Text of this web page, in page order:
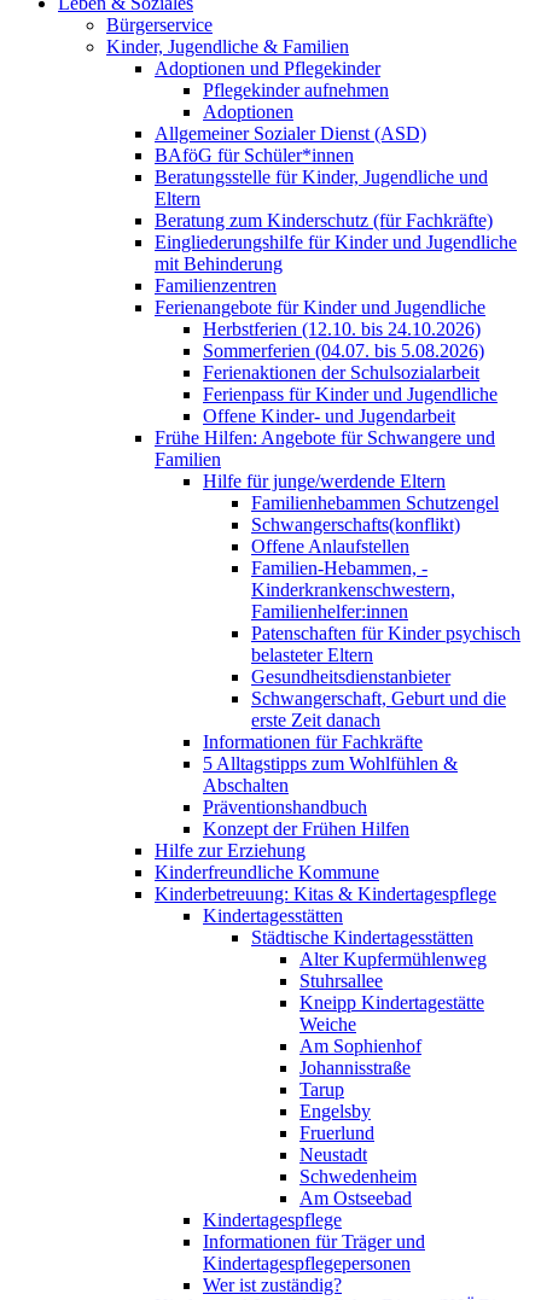
Bürgerservice
Kinder, Jugendliche & Familien
Adoptionen und Pflegekinder
Pflegekinder aufnehmen
Adoptionen
Allgemeiner Sozialer Dienst (ASD)
BAföG für Schüler*innen
Beratungsstelle für Kinder, Jugendliche und
Eltern
Beratung zum Kinderschutz (für Fachkräfte)
Eingliederungshilfe für Kinder und Jugendliche
mit Behinderung
Familienzentren
Ferienangebote für Kinder und Jugendliche
Herbstferien (12.10. bis 24.10.2026)
Sommerferien (04.07. bis 5.08.2026)
Ferienaktionen der Schulsozialarbeit
Ferienpass für Kinder und Jugendliche
Offene Kinder- und Jugendarbeit
Frühe Hilfen: Angebote für Schwangere und
Familien
Hilfe für junge/werdende Eltern
Familienhebammen Schutzengel
Schwangerschafts(konflikt)
Offene Anlaufstellen
Familien-Hebammen, -
Kinderkrankenschwestern,
Familienhelfer:innen
Patenschaften für Kinder psychisch
belasteter Eltern
Gesundheitsdienstanbieter
Schwangerschaft, Geburt und die
erste Zeit danach
Informationen für Fachkräfte
5 Alltagstipps zum Wohlfühlen &
Abschalten
Präventionshandbuch
Konzept der Frühen Hilfen
Hilfe zur Erziehung
Kinderfreundliche Kommune
Kinderbetreuung: Kitas & Kindertagespflege
Kindertagesstätten
Städtische Kindertagesstätten
Alter Kupfermühlenweg
Stuhrsallee
Kneipp Kindertagestätte
Weiche
Am Sophienhof
Johannisstraße
Tarup
Engelsby
Fruerlund
Neustadt
Schwedenheim
Am Ostseebad
Kindertagespflege
Informationen für Träger und
Kindertagespflegepersonen
Wer ist zuständig?